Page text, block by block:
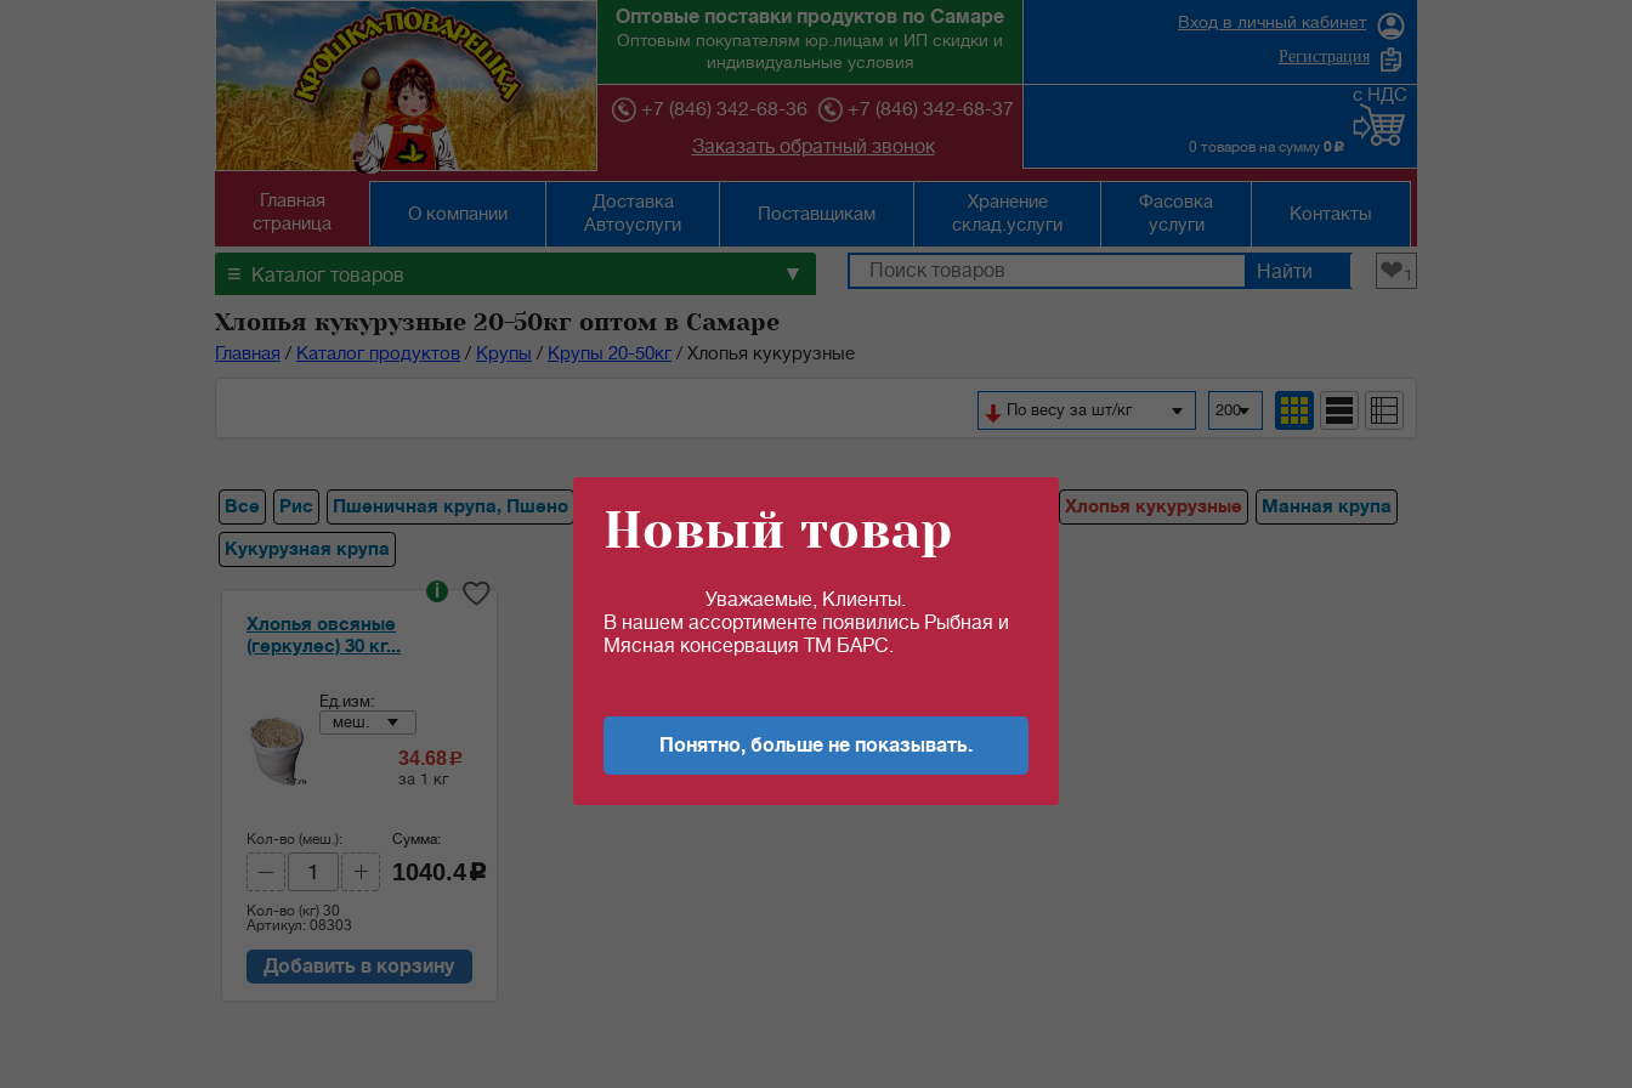
Оптовые поставки продуктов по Самаре
Оптовым покупателям юр.лицам и ИП скидки и
индивидуальные условия
+7 (846) 342-68-36
+7 (846) 342-68-37
Заказать обратный звонок
Вход в личный кабинет
Регистрация
0 товаров на сумму 0 c
с НДС
Главная
страница
О компании
Доставка
Автоуслуги
Поставщикам
Хранение
склад.услуги
Фасовка
услуги
Контакты
≡ Каталог товаров ▼ ❤1
Хлопья кукурузные 20-50кг оптом в Самаре
Главная / Каталог продуктов / Крупы / Крупы 20-50кг/ Хлопья кукурузные
200
По весу за шт/кг
Все Рис Пшеничная крупа, Пшено Горох Перловая крупа Хлопья кукурузные
Манная крупа
Кукурузная крупа
Хлопья овсяные
(геркулес) 30 кг...
i
Ед.изм:
меш.
34.68c
за 1 кг
Кол-во (меш.):
Кол-во (кг) 30
Артикул: 08303
Сумма:
1040.4 c
Добавить в корзину
Новый товар
Уважаемые, Клиенты.
В нашем ассортименте появились Рыбная и
Мясная консервация ТМ БАРС.
Понятно, больше не показывать.